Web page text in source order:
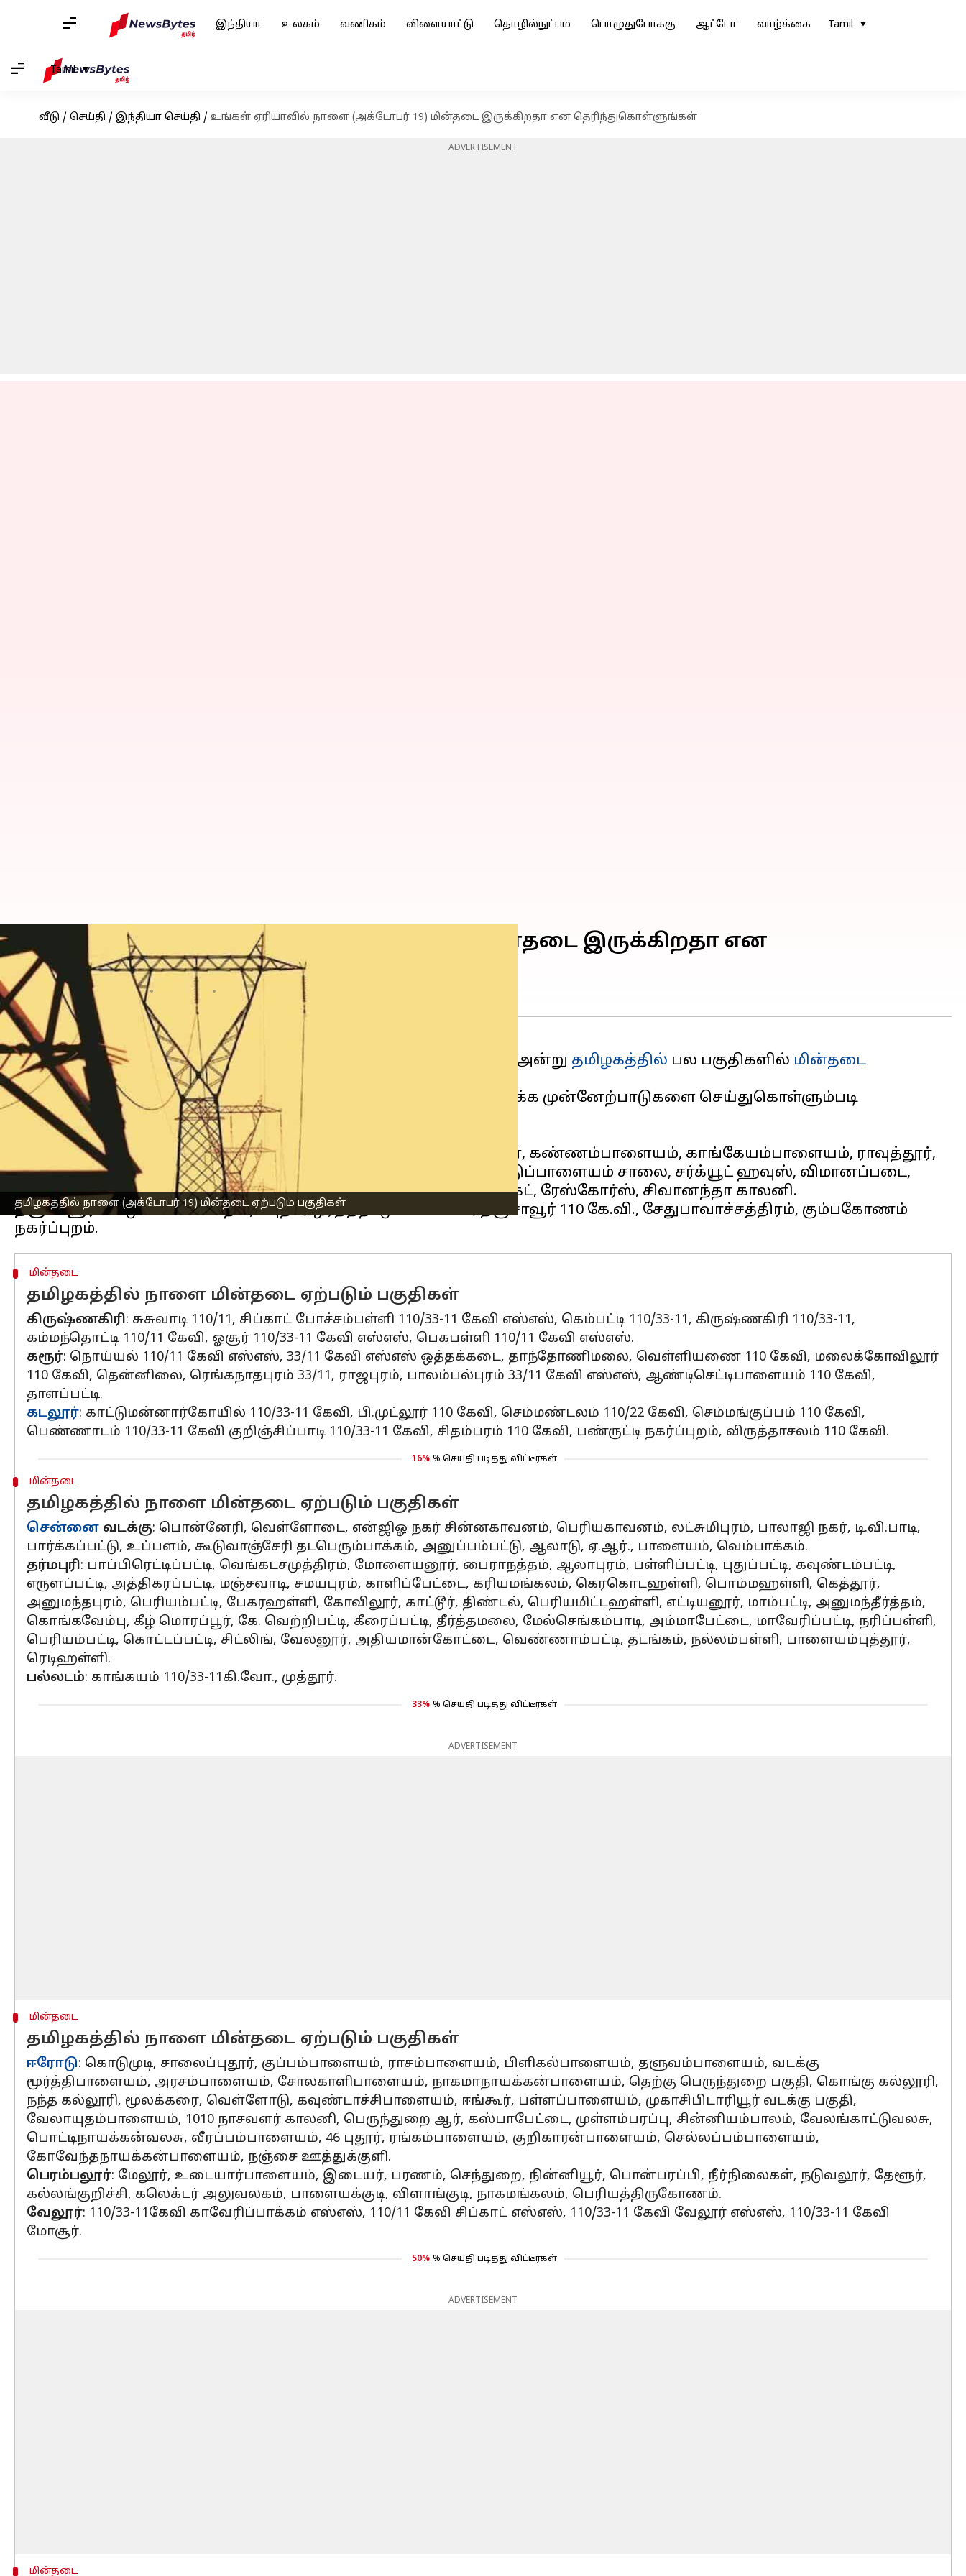
இந்தியா உலகம் வணிகம் விளையாட்டு தொழில்நுட்பம் பொழுதுபோக்கு ஆட்டோ வாழ்க்கை Tamil
Tamil
வீடு / செய்தி / இந்தியா செய்தி / உங்கள் ஏரியாவில் நாளை (அக்டோபர் 19) மின்தடை இருக்கிறதா என தெரிந்துகொள்ளுங்கள்
ADVERTISEMENT
தமிழகத்தில் நாளை (அக்டோபர் 19) மின்தடை ஏற்படும் பகுதிகள்
உங்கள் ஏரியாவில் நாளை (அக்டோபர் 19) மின்தடை இருக்கிறதா என
தெரிந்துகொள்ளுங்கள்
எழுதியவர் Sekar Chinnappan Oct 18, 2024 01:04 pm
செய்தி முன்னோட்டம்
மின் பராமரிப்பு பணிகள் காரணமாக சனிக் கிழமை (அக்டோபர் 19) அன்று தமிழகத்தில் பல பகுதிகளில் மின்தடை
செய்யப்படுவதாக தமிழ்நாடு
அதன்படி, நாளை மின்தடை ஏற்படும் பகுதிகளைச் சேர்ந்த மக்கள் தக்க முன்னேற்பாடுகளை செய்துகொள்ளும்படி
அறிவுறுத்தப்பட்டு உள்ளனர்.
கோவை: சூலூர், டி.எம்.நகர், ரங்கநாதபுரம், எம்.ஜி.புதூர், பி.எஸ்.நகர், கண்ணம்பாளையம், காங்கேயம்பாளையம், ராவுத்தூர்,
காந்திபுரம், சித்தாபுதூர், டாடாபாத், ஆவாரம்பாளையம் பகுதி, மேட்டுப்பாளையம் சாலை, சர்க்யூட் ஹவுஸ், விமானப்படை,
தஞ்சாவூர்: பட்டுக்கோட்டை நகர்ப்புறம், ஒரத்தநாடு 110 கே.வி., தஞ்சாவூர் 110 கே.வி., சேதுபாவாச்சத்திரம், கும்பகோணம்
மின்தடை
தமிழகத்தில் நாளை மின்தடை ஏற்படும் பகுதிகள்
கிருஷ்ணகிரி: சுசுவாடி 110/11, சிப்காட் போச்சம்பள்ளி 110/33-11 கேவி எஸ்எஸ், கெம்பட்டி 110/33-11, கிருஷ்ணகிரி 110/33-11,
கம்மந்தொட்டி 110/11 கேவி, ஓசூர் 110/33-11 கேவி எஸ்எஸ், பெகபள்ளி 110/11 கேவி எஸ்எஸ்.
கரூர்: நொய்யல் 110/11 கேவி எஸ்எஸ், 33/11 கேவி எஸ்எஸ் ஒத்தக்கடை, தாந்தோணிமலை, வெள்ளியணை 110 கேவி, மலைக்கோவிலூர்
110 கேவி, தென்னிலை, ரெங்கநாதபுரம் 33/11, ராஜபுரம், பாலம்பல்புரம் 33/11 கேவி எஸ்எஸ், ஆண்டிசெட்டிபாளையம் 110 கேவி,
தாளப்பட்டி.
கடலூர்: காட்டுமன்னார்கோயில் 110/33-11 கேவி, பி.முட்லூர் 110 கேவி, செம்மண்டலம் 110/22 கேவி, செம்மங்குப்பம் 110 கேவி,
பெண்ணாடம் 110/33-11 கேவி குறிஞ்சிப்பாடி 110/33-11 கேவி, சிதம்பரம் 110 கேவி, பண்ருட்டி நகர்ப்புறம், விருத்தாசலம் 110 கேவி.
16% % செய்தி படித்து விட்டீர்கள்
மின்தடை
தமிழகத்தில் நாளை மின்தடை ஏற்படும் பகுதிகள்
சென்னை வடக்கு: பொன்னேரி, வெள்ளோடை, என்ஜிஓ நகர் சின்னகாவனம், பெரியகாவனம், லட்சுமிபுரம், பாலாஜி நகர், டி.வி.பாடி,
பார்க்கப்பட்டு, உப்பளம், கூடுவாஞ்சேரி தடபெரும்பாக்கம், அனுப்பம்பட்டு, ஆலாடு, ஏ.ஆர்., பாளையம், வெம்பாக்கம்.
தர்மபுரி: பாப்பிரெட்டிப்பட்டி, வெங்கடசமுத்திரம், மோளையனூர், பைராநத்தம், ஆலாபுரம், பள்ளிப்பட்டி, புதுப்பட்டி, கவுண்டம்பட்டி,
எருளப்பட்டி, அத்திகரப்பட்டி, மஞ்சவாடி, சமயபுரம், காளிப்பேட்டை, கரியமங்கலம், கெரகொடஹள்ளி, பொம்மஹள்ளி, கெத்தூர்,
அனுமந்தபுரம், பெரியம்பட்டி, பேகரஹள்ளி, கோவிலூர், காட்டூர், திண்டல், பெரியமிட்டஹள்ளி, எட்டியனூர், மாம்பட்டி, அனுமந்தீர்த்தம்,
கொங்கவேம்பு, கீழ் மொரப்பூர், கே. வெற்றிபட்டி, கீரைப்பட்டி, தீர்த்தமலை, மேல்செங்கம்பாடி, அம்மாபேட்டை, மாவேரிப்பட்டி, நரிப்பள்ளி,
பெரியம்பட்டி, கொட்டப்பட்டி, சிட்லிங், வேலனூர், அதியமான்கோட்டை, வெண்ணாம்பட்டி, தடங்கம், நல்லம்பள்ளி, பாளையம்புத்தூர்,
ரெடிஹள்ளி.
பல்லடம்: காங்கயம் 110/33-11கி.வோ., முத்தூர்.
33% % செய்தி படித்து விட்டீர்கள்
ADVERTISEMENT
மின்தடை
தமிழகத்தில் நாளை மின்தடை ஏற்படும் பகுதிகள்
ஈரோடு: கொடுமுடி, சாலைப்புதூர், குப்பம்பாளையம், ராசம்பாளையம், பிளிகல்பாளையம், தளுவம்பாளையம், வடக்கு
மூர்த்திபாளையம், அரசம்பாளையம், சோலகாளிபாளையம், நாகமாநாயக்கன்பாளையம், தெற்கு பெருந்துறை பகுதி, கொங்கு கல்லூரி,
நந்த கல்லூரி, மூலக்கரை, வெள்ளோடு, கவுண்டாச்சிபாளையம், ஈங்கூர், பள்ளப்பாளையம், முகாசிபிடாரியூர் வடக்கு பகுதி,
வேலாயுதம்பாளையம், 1010 நாசவளர் காலனி, பெருந்துறை ஆர், கஸ்பாபேட்டை, முள்ளம்பரப்பு, சின்னியம்பாலம், வேலங்காட்டுவலசு,
பொட்டிநாயக்கன்வலசு, வீரப்பம்பாளையம், 46 புதூர், ரங்கம்பாளையம், குறிகாரன்பாளையம், செல்லப்பம்பாளையம்,
கோவேந்தநாயக்கன்பாளையம், நஞ்சை ஊத்துக்குளி.
பெரம்பலூர்: மேலூர், உடையார்பாளையம், இடையர், பரணம், செந்துறை, நின்னியூர், பொன்பரப்பி, நீர்நிலைகள், நடுவலூர், தேளூர்,
கல்லங்குறிச்சி, கலெக்டர் அலுவலகம், பாளையக்குடி, விளாங்குடி, நாகமங்கலம், பெரியத்திருகோணம்.
வேலூர்: 110/33-11கேவி காவேரிப்பாக்கம் எஸ்எஸ், 110/11 கேவி சிப்காட் எஸ்எஸ், 110/33-11 கேவி வேலூர் எஸ்எஸ், 110/33-11 கேவி
மோசூர்.
50% % செய்தி படித்து விட்டீர்கள்
ADVERTISEMENT
மின்தடை